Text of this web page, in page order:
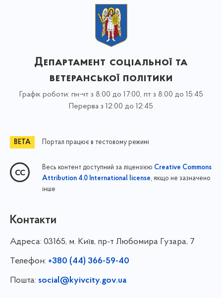
Департамент соціальної та
ветеранської політики
Графік роботи: пн-чт з 8:00 до 17:00, пт з 8:00 до 15:45
Перерва з 12:00 до 12:45
Портал працює в тестовому режимі
Весь контент доступний за ліцензією Creative Commons
Attribution 4.0 International license, якщо не зазначено
інше
Контакти
Адреса: 03165, м. Київ, пр-т Любомира Гузара, 7
Телефон: +380 (44) 366-59-40
Пошта: social@kyivcity.gov.ua